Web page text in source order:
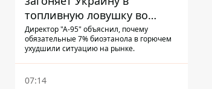
топливную ловушку во
время войны - Сергей Куюн
Директор "А-95" объяснил, почему
обязательные 7% биоэтанола в горючем
ухудшили ситуацию на рынке.
07:14